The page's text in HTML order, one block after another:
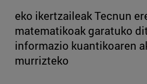
eko ikertzaileak Tecnun
matematikoak garatuko
informazio kuantikoaren
murrizteko